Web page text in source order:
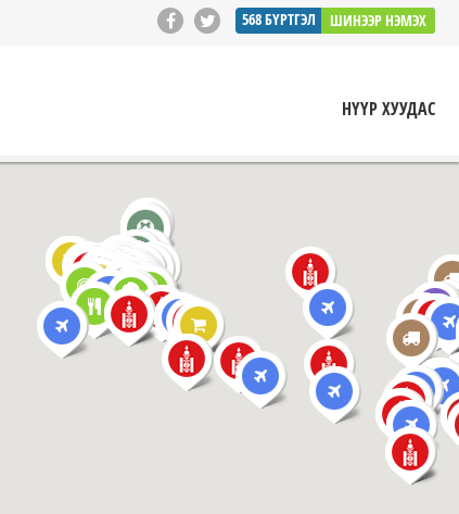
568БҮРТГЭЛ ШИНЭЭР НЭМЭХ
НҮҮР ХУУДАС